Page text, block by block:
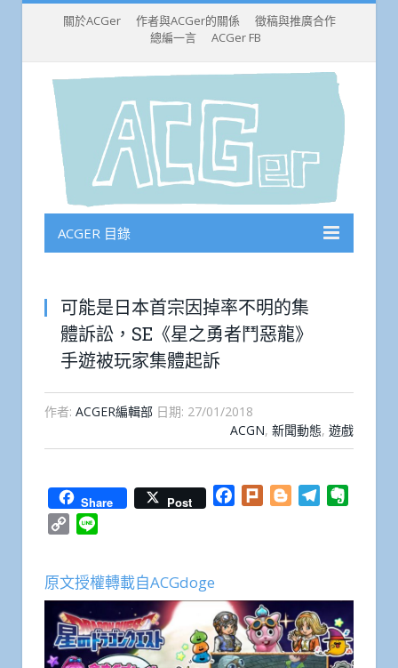
關於ACGer 作者與ACGer的關係
徵稿與推廣合作
總編一言
ACGer FB
ACGER 目錄
可能是日本首宗因掉率不明的集
體訴訟，SE《星之勇者鬥惡龍》
手遊被玩家集體起訴
作者: ACGER編輯部 日期: 27/01/2018
ACGN, 新聞動態, 遊戲
Share Post Facebook
Plurk BloggerTelegram
Copy
原文授權轉載自ACGdoge